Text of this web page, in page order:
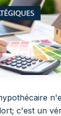
c'est un